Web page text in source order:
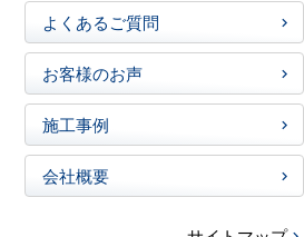
よくあるご質問
お客様のお声
施工事例
会社概要